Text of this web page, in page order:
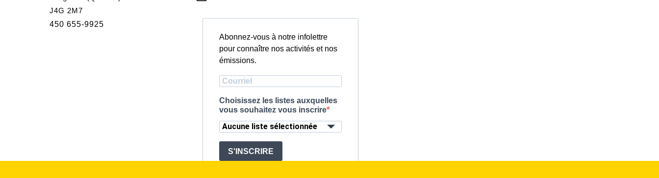
J4G 2M7
450 655-9925
Abonnez-vous à notre infolettre
pour connaître nos activités et nos
émissions.
Choisissez les listes auxquelles
vous souhaitez vous inscrire
Aucune liste sélectionnée
S'INSCRIRE